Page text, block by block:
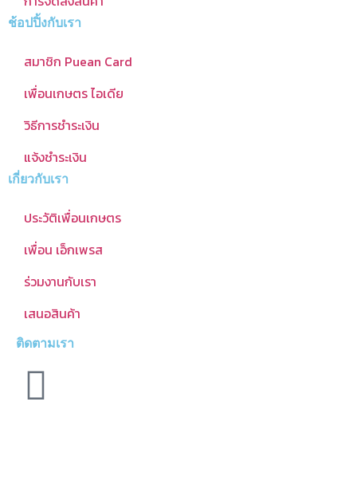
ช้อปปิ้งกับเรา
สมาชิก Puean Card
เพื่อนเกษตร ไอเดีย
วิธีการชำระเงิน
แจ้งชำระเงิน
เกี่ยวกับเรา
ประวัติเพื่อนเกษตร
เพื่อน เอ็กเพรส
ร่วมงานกับเรา
เสนอสินค้า
ติดตามเรา